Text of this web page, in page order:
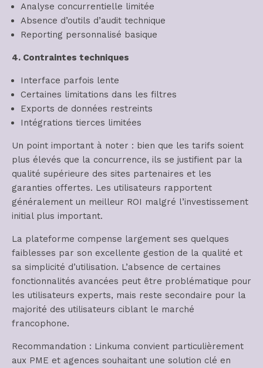
Analyse concurrentielle limitée
Absence d’outils d’audit technique
Reporting personnalisé basique
4. Contraintes techniques
Interface parfois lente
Certaines limitations dans les filtres
Exports de données restreints
Intégrations tierces limitées
Un point important à noter : bien que les tarifs soient
plus élevés que la concurrence, ils se justifient par la
qualité supérieure des sites partenaires et les
garanties offertes. Les utilisateurs rapportent
généralement un meilleur ROI malgré l’investissement
initial plus important.
La plateforme compense largement ses quelques
faiblesses par son excellente gestion de la qualité et
sa simplicité d’utilisation. L’absence de certaines
fonctionnalités avancées peut être problématique pour
les utilisateurs experts, mais reste secondaire pour la
majorité des utilisateurs ciblant le marché
francophone.
Recommandation : Linkuma convient particulièrement
aux PME et agences souhaitant une solution clé en